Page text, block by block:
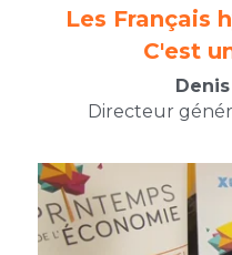
Les Français
C'est
Denis
Directeur